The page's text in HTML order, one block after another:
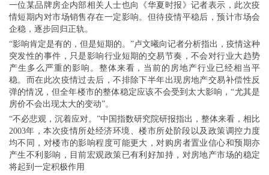
一位某品牌房企内部相关人士也向《华夏时报》记者表示，此次疫
情短期内对市场销售存在一定影响。但待疫情平稳后，预计市场会
企稳，逐步回归正轨。
“影响肯定是有的，但是短期的。”卢文曦向记者分析指出，疫情这种
突发性的事件，只是影响行业短期的交易节奏，不会对行业大趋势
产生多么严重的影响。整体来看，当前的房地产行业已经相当平
稳。而在此次疫情过去后，不排除下半年出现房地产交易补偿性反
弹的情况，但全年楼市的整体稳定应该不会受到太大影响，“尤其是
房价不会出现太大的变动”。
“不必悲观，沉着应对。”中国指数研究院研报指出，整体来看，相比
2003年，本次疫情所处经济环境、楼市所处阶段以及政策调控力度
均不同，对楼市的影响程度可能更大，对购房者置业信心和预期亦
产生不利影响，目前宏观政策已有利好加持，对房地产市场的稳定
将起到一定积极作用